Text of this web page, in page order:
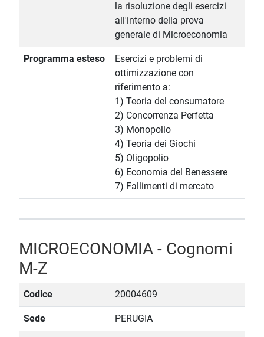
la risoluzione degli esercizi
all'interno della prova
generale di Microeconomia
Programma esteso
Esercizi e problemi di
ottimizzazione con
riferimento a:
1) Teoria del consumatore
2) Concorrenza Perfetta
3) Monopolio
4) Teoria dei Giochi
5) Oligopolio
6) Economia del Benessere
7) Fallimenti di mercato
MICROECONOMIA - Cognomi
M-Z
Codice 20004609
Sede PERUGIA